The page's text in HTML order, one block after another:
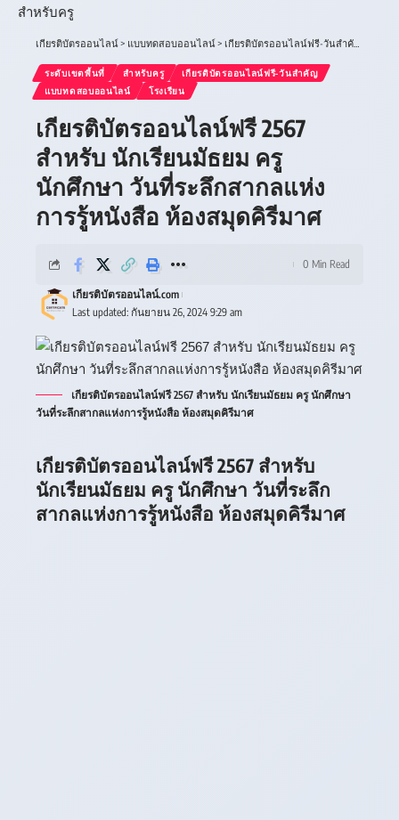
สำหรับครู
เกียรติบัตรออนไลน์> แบบทดสอบออนไลน์> เกียรติบัตรออนไลน์ฟรี-วันสำคัญ
ระดับเขตพื้นที่ สำหรับครู
เกียรติบัตรออนไลน์ฟรี-วันสำคัญ
แบบทดสอบออนไลน์
โรงเรียน
เกียรติบัตรออนไลน์ฟรี 2567
สำหรับ นักเรียนมัธยม ครู
นักศึกษา วันที่ระลึกสากลแห่ง
การรู้หนังสือ ห้องสมุดคิรีมาศ
Last updated: กันยายน 26, 2024 9:29 am
เกียรติบัตรออนไลน์.com
0 Min Read
เกียรติบัตรออนไลน์ฟรี 2567 สำหรับ นักเรียนมัธยม ครู นักศึกษา
วันที่ระลึกสากลแห่งการรู้หนังสือ ห้องสมุดคิรีมาศ
เกียรติบัตรออนไลน์ฟรี 2567 สำหรับ
นักเรียนมัธยม ครู นักศึกษา วันที่ระลึก
สากลแห่งการรู้หนังสือ ห้องสมุดคิรีมาศ